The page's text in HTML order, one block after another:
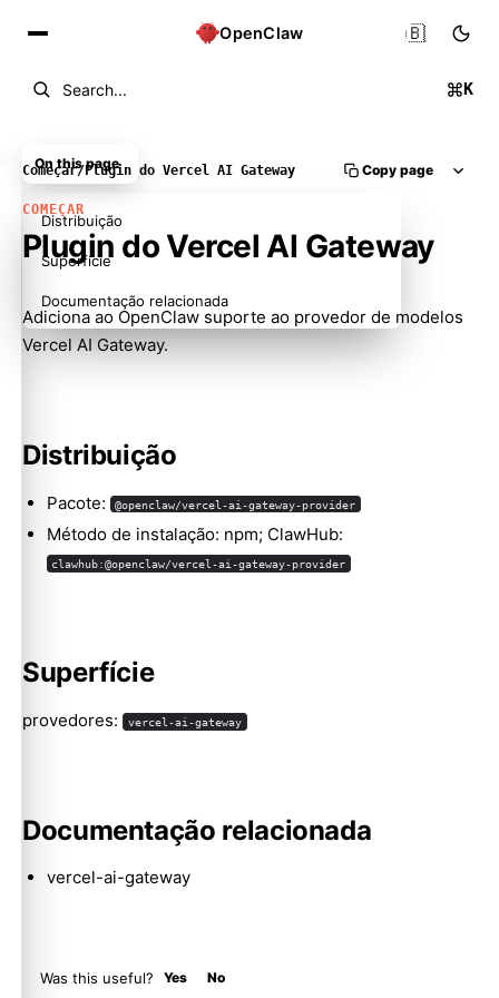
OpenClaw
Search... K
🇧🇷
Começar/Plugin do Vercel AI Gateway Copy page
COMEÇAR
Plugin do Vercel AI Gateway
Adiciona ao OpenClaw suporte ao provedor de modelos
Vercel AI Gateway.
Distribuição
Pacote: @openclaw/vercel-ai-gateway-provider
Método de instalação: npm; ClawHub:
clawhub:@openclaw/vercel-ai-gateway-provider
Superfície
provedores: vercel-ai-gateway
Documentação relacionada
vercel-ai-gateway
Was this useful? Yes No
On this page
Distribuição
Superfície
Documentação relacionada